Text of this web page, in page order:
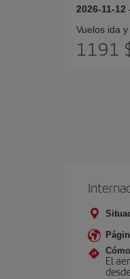
2026-11-12
Vuelos ida
1191
El